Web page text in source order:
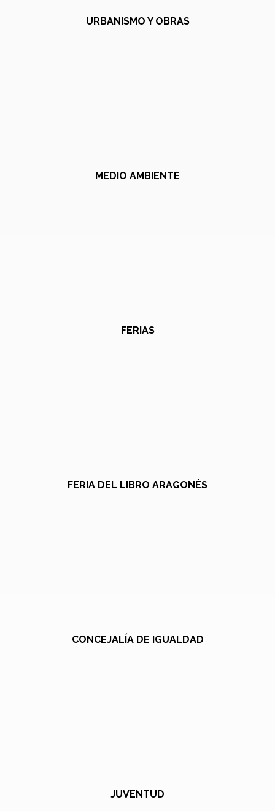
URBANISMO Y OBRAS
MEDIO AMBIENTE
FERIAS
FERIA DEL LIBRO ARAGONÉS
CONCEJALÍA DE IGUALDAD
JUVENTUD